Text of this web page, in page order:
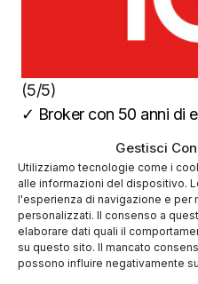
Gestisci
Utilizziamo tecnologie come i
alle informazioni del dispositivo.
l'esperienza di navigazione e per
personalizzati. Il consenso a
elaborare dati quali il
su questo sito. Il mancato
possono influire negativamente
(5/5)
✓ Broker con 50 anni di
✔️ Broker regolamentato